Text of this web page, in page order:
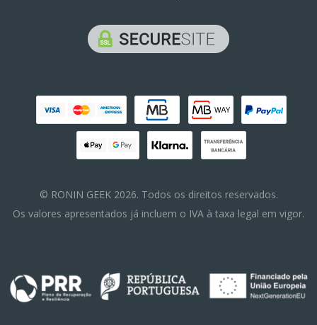
© RONIN GEEK 2026. Todos os direitos reservados.
Os valores apresentados já incluem o IVA à taxa legal em vigor.